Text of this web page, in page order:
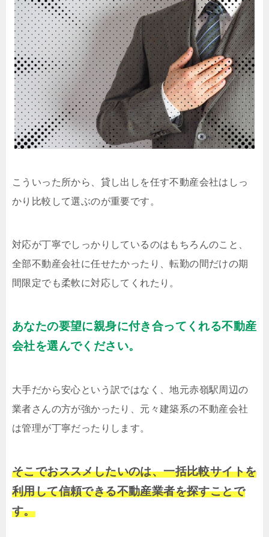
こういった所から、貸し出しを任す不動産会社はしっ
かり比較して選ぶのが重要です。
対応が丁寧でしっかりしているのはもちろんのこと、
全部不動産会社に任せたかったり、転勤の間だけの期
間限定でも柔軟に対応してくれたり。
あなたの要望に親身に付き合ってくれる不動産
会社を選んでください。
大手だから安心という訳ではなく、地元赤嶺駅周辺の
業者さんの方が強かったり、元々建築系の不動産会社
は管理が丁寧だったりします。
そこでおススメしたいのは、一括比較サイトを
利用して信頼できる不動産業者を探すことで
す。